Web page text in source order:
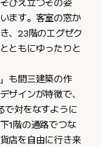
びえ立つその姿
ます。客室の窓か
、23階のエグゼク
ともにゆったりと
も間三建築の作
ザインが特徴で、
で対をなすように
1階の通路でつな
店を自由に行き来